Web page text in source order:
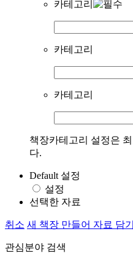
카테고리
카테고리
카테고리
책장카테고리 설정은
다.
Default 설정
설정
선택한 자료
취소 새 책장 만들어 자료 담기
관심분야 검색